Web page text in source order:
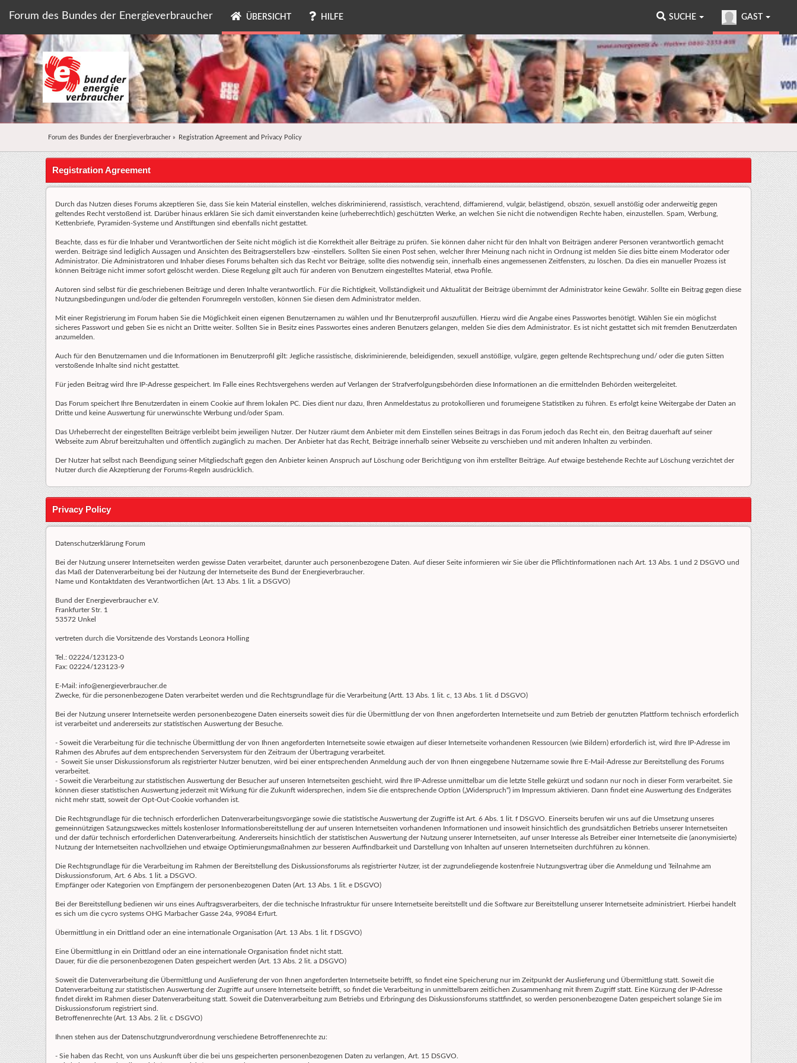
Forum des Bundes der Energieverbraucher ÜBERSICHT HILFE GAST
SUCHE
Forum des Bundes der Energieverbraucher» Registration Agreement and Privacy Policy
Registration Agreement
Durch das Nutzen dieses Forums akzeptieren Sie, dass Sie kein Material einstellen, welches diskriminierend, rassistisch, verachtend, diffamierend, vulgär, belästigend, obszön, sexuell anstößig oder anderweitig gegen
geltendes Recht verstoßend ist. Darüber hinaus erklären Sie sich damit einverstanden keine (urheberrechtlich) geschützten Werke, an welchen Sie nicht die notwendigen Rechte haben, einzustellen. Spam, Werbung,
Kettenbriefe, Pyramiden-Systeme und Anstiftungen sind ebenfalls nicht gestattet.
Beachte, dass es für die Inhaber und Verantwortlichen der Seite nicht möglich ist die Korrektheit aller Beiträge zu prüfen. Sie können daher nicht für den Inhalt von Beiträgen anderer Personen verantwortlich gemacht
werden. Beiträge sind lediglich Aussagen und Ansichten des Beitragserstellers bzw -einstellers. Sollten Sie einen Post sehen, welcher Ihrer Meinung nach nicht in Ordnung ist melden Sie dies bitte einem Moderator oder
Administrator. Die Administratoren und Inhaber dieses Forums behalten sich das Recht vor Beiträge, sollte dies notwendig sein, innerhalb eines angemessenen Zeitfensters, zu löschen. Da dies ein manueller Prozess ist
können Beiträge nicht immer sofort gelöscht werden. Diese Regelung gilt auch für anderen von Benutzern eingestelltes Material, etwa Profile.
Autoren sind selbst für die geschriebenen Beiträge und deren Inhalte verantwortlich. Für die Richtigkeit, Vollständigkeit und Aktualität der Beiträge übernimmt der Administrator keine Gewähr. Sollte ein Beitrag gegen diese
Nutzungsbedingungen und/oder die geltenden Forumregeln verstoßen, können Sie diesen dem Administrator melden.
Mit einer Registrierung im Forum haben Sie die Möglichkeit einen eigenen Benutzernamen zu wählen und Ihr Benutzerprofil auszufüllen. Hierzu wird die Angabe eines Passwortes benötigt. Wählen Sie ein möglichst
sicheres Passwort und geben Sie es nicht an Dritte weiter. Sollten Sie in Besitz eines Passwortes eines anderen Benutzers gelangen, melden Sie dies dem Administrator. Es ist nicht gestattet sich mit fremden Benutzerdaten
anzumelden.
Auch für den Benutzernamen und die Informationen im Benutzerprofil gilt: Jegliche rassistische, diskriminierende, beleidigenden, sexuell anstößige, vulgäre, gegen geltende Rechtsprechung und/ oder die guten Sitten
verstoßende Inhalte sind nicht gestattet.
Für jeden Beitrag wird Ihre IP-Adresse gespeichert. Im Falle eines Rechtsvergehens werden auf Verlangen der Strafverfolgungsbehörden diese Informationen an die ermittelnden Behörden weitergeleitet.
Das Forum speichert Ihre Benutzerdaten in einem Cookie auf Ihrem lokalen PC. Dies dient nur dazu, Ihren Anmeldestatus zu protokollieren und forumeigene Statistiken zu führen. Es erfolgt keine Weitergabe der Daten an
Dritte und keine Auswertung für unerwünschte Werbung und/oder Spam.
Das Urheberrecht der eingestellten Beiträge verbleibt beim jeweiligen Nutzer. Der Nutzer räumt dem Anbieter mit dem Einstellen seines Beitrags in das Forum jedoch das Recht ein, den Beitrag dauerhaft auf seiner
Webseite zum Abruf bereitzuhalten und öffentlich zugänglich zu machen. Der Anbieter hat das Recht, Beiträge innerhalb seiner Webseite zu verschieben und mit anderen Inhalten zu verbinden.
Der Nutzer hat selbst nach Beendigung seiner Mitgliedschaft gegen den Anbieter keinen Anspruch auf Löschung oder Berichtigung von ihm erstellter Beiträge. Auf etwaige bestehende Rechte auf Löschung verzichtet der
Nutzer durch die Akzeptierung der Forums-Regeln ausdrücklich.
Privacy Policy
Datenschutzerklärung Forum
Bei der Nutzung unserer Internetseiten werden gewisse Daten verarbeitet, darunter auch personenbezogene Daten. Auf dieser Seite informieren wir Sie über die Pflichtinformationen nach Art. 13 Abs. 1 und 2 DSGVO und
das Maß der Datenverarbeitung bei der Nutzung der Internetseite des Bund der Energieverbraucher.
Name und Kontaktdaten des Verantwortlichen (Art. 13 Abs. 1 lit. a DSGVO)
Bund der Energieverbraucher e.V.
Frankfurter Str. 1
53572 Unkel
vertreten durch die Vorsitzende des Vorstands Leonora Holling
Tel.: 02224/123123-0
Fax: 02224/123123-9
E-Mail: info@energieverbraucher.de
Zwecke, für die personenbezogene Daten verarbeitet werden und die Rechtsgrundlage für die Verarbeitung (Artt. 13 Abs. 1 lit. c, 13 Abs. 1 lit. d DSGVO)
Bei der Nutzung unserer Internetseite werden personenbezogene Daten einerseits soweit dies für die Übermittlung der von Ihnen angeforderten Internetseite und zum Betrieb der genutzten Plattform technisch erforderlich
ist verarbeitet und andererseits zur statistischen Auswertung der Besuche.
- Soweit die Verarbeitung für die technische Übermittlung der von Ihnen angeforderten Internetseite sowie etwaigen auf dieser Internetseite vorhandenen Ressourcen (wie Bildern) erforderlich ist, wird Ihre IP-Adresse im
Rahmen des Abrufes auf dem entsprechenden Serversystem für den Zeitraum der Übertragung verarbeitet.
- Soweit Sie unser Diskussionsforum als registrierter Nutzer benutzen, wird bei einer entsprechenden Anmeldung auch der von Ihnen eingegebene Nutzername sowie Ihre E-Mail-Adresse zur Bereitstellung des Forums
verarbeitet.
- Soweit die Verarbeitung zur statistischen Auswertung der Besucher auf unseren Internetseiten geschieht, wird Ihre IP-Adresse unmittelbar um die letzte Stelle gekürzt und sodann nur noch in dieser Form verarbeitet. Sie
können dieser statistischen Auswertung jederzeit mit Wirkung für die Zukunft widersprechen, indem Sie die entsprechende Option („Widerspruch“) im Impressum aktivieren. Dann findet eine Auswertung des Endgerätes
nicht mehr statt, soweit der Opt-Out-Cookie vorhanden ist.
Die Rechtsgrundlage für die technisch erforderlichen Datenverarbeitungsvorgänge sowie die statistische Auswertung der Zugriffe ist Art. 6 Abs. 1 lit. f DSGVO. Einerseits berufen wir uns auf die Umsetzung unseres
gemeinnützigen Satzungszweckes mittels kostenloser Informationsbereitstellung der auf unseren Internetseiten vorhandenen Informationen und insoweit hinsichtlich des grundsätzlichen Betriebs unserer Internetseiten
und der dafür technisch erforderlichen Datenverarbeitung. Andererseits hinsichtlich der statistischen Auswertung der Nutzung unserer Internetseiten, auf unser Interesse als Betreiber einer Internetseite die (anonymisierte)
Nutzung der Internetseiten nachvollziehen und etwaige Optimierungsmaßnahmen zur besseren Auffindbarkeit und Darstellung von Inhalten auf unseren Internetseiten durchführen zu können.
Die Rechtsgrundlage für die Verarbeitung im Rahmen der Bereitstellung des Diskussionsforums als registrierter Nutzer, ist der zugrundeliegende kostenfreie Nutzungsvertrag über die Anmeldung und Teilnahme am
Diskussionsforum, Art. 6 Abs. 1 lit. a DSGVO.
Empfänger oder Kategorien von Empfängern der personenbezogenen Daten (Art. 13 Abs. 1 lit. e DSGVO)
Bei der Bereitstellung bedienen wir uns eines Auftragsverarbeiters, der die technische Infrastruktur für unsere Internetseite bereitstellt und die Software zur Bereitstellung unserer Internetseite administriert. Hierbei handelt
es sich um die cycro systems OHG Marbacher Gasse 24a, 99084 Erfurt.
Übermittlung in ein Drittland oder an eine internationale Organisation (Art. 13 Abs. 1 lit. f DSGVO)
Eine Übermittlung in ein Drittland oder an eine internationale Organisation findet nicht statt.
Dauer, für die die personenbezogenen Daten gespeichert werden (Art. 13 Abs. 2 lit. a DSGVO)
Soweit die Datenverarbeitung die Übermittlung und Auslieferung der von Ihnen angeforderten Internetseite betrifft, so findet eine Speicherung nur im Zeitpunkt der Auslieferung und Übermittlung statt. Soweit die
Datenverarbeitung zur statistischen Auswertung der Zugriffe auf unsere Internetseite betrifft, so findet die Verarbeitung in unmittelbarem zeitlichen Zusammenhang mit Ihrem Zugriff statt. Eine Kürzung der IP-Adresse
findet direkt im Rahmen dieser Datenverarbeitung statt. Soweit die Datenverarbeitung zum Betriebs und Erbringung des Diskussionsforums stattfindet, so werden personenbezogene Daten gespeichert solange Sie im
Diskussionsforum registriert sind.
Betroffenenrechte (Art. 13 Abs. 2 lit. c DSGVO)
Ihnen stehen aus der Datenschutzgrundverordnung verschiedene Betroffenenrechte zu:
- Sie haben das Recht, von uns Auskunft über die bei uns gespeicherten personenbezogenen Daten zu verlangen, Art. 15 DSGVO.